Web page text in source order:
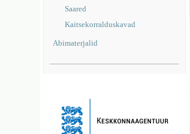
Saared
Kaitsekorralduskavad
Abimaterjalid